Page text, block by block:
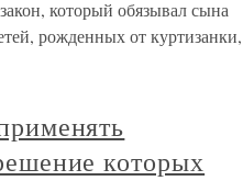
который обязывал сына
рожденных от
которых